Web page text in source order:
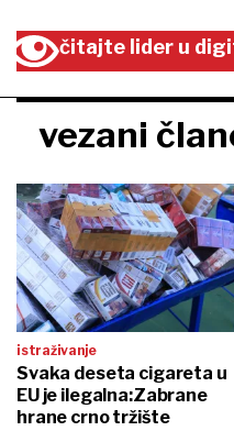
čitajte lider u
vezani
istraživanje
Svaka deseta cigareta u
EU je ilegalna:Zabrane
hrane crno tržište